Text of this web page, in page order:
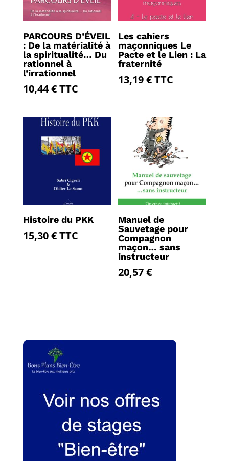
PARCOURS D’ÉVEIL
: De la matérialité à
la spiritualité… Du
rationnel à
l’irrationnel
10,44€TTC
Les cahiers
maçonniques Le
Pacte et le Lien : La
fraternité
13,19€TTC
Histoire du PKK
15,30€TTC
Manuel de
Sauvetage pour
Compagnon
maçon… sans
instructeur
20,57€